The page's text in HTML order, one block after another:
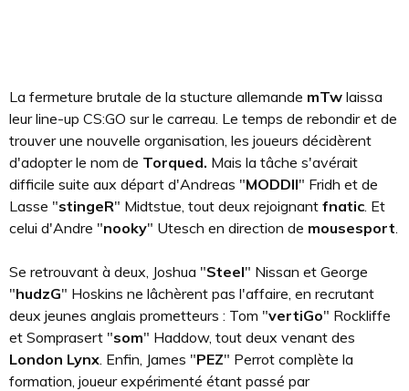
La fermeture brutale de la stucture allemande mTw laissa
leur line-up CS:GO sur le carreau. Le temps de rebondir et de
trouver une nouvelle organisation, les joueurs décidèrent
d'adopter le nom de Torqued. Mais la tâche s'avérait
difficile suite aux départ d'Andreas "MODDII" Fridh et de
Lasse "stingeR" Midtstue, tout deux rejoignant fnatic. Et
celui d'Andre "nooky" Utesch en direction de mousesport.
Se retrouvant à deux, Joshua "Steel" Nissan et George
"hudzG" Hoskins ne lâchèrent pas l'affaire, en recrutant
deux jeunes anglais prometteurs : Tom "vertiGo" Rockliffe
et Somprasert "som" Haddow, tout deux venant des
London Lynx. Enfin, James "PEZ" Perrot complète la
formation, joueur expérimenté étant passé par